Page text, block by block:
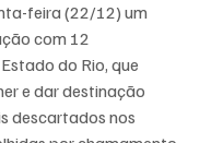
feira (22/12) um
com 12
do Rio, que
e dar destinação
descartados nos